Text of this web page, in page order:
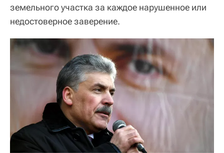
земельного участка за каждое нарушенное или
недостоверное заверение.